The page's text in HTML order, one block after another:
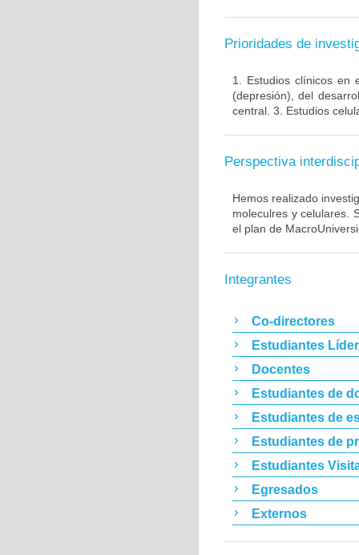
Prioridades de
1. Estudios clínicos en
(depresión), del
central. 3. Estudios
Perspectiva
Hemos realizado
moleculres y celulares.
el plan de
Integrantes
Co-directores
Estudiantes
Docentes
Estudiantes de
Estudiantes de
Estudiantes de
Estudiantes
Egresados
Externos